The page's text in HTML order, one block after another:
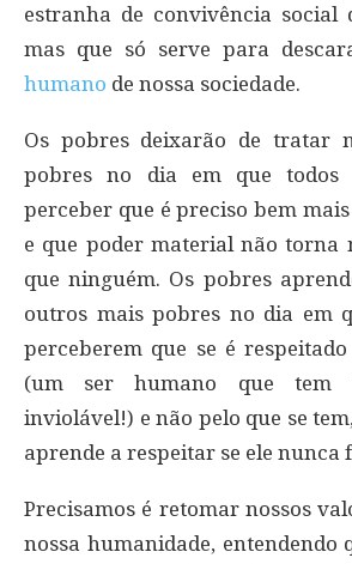
estranha de convivência social
mas que só serve para
humano de nossa sociedade.
Os pobres deixarão de tratar
pobres no dia em que todos
perceber que é preciso bem
e que poder material não torna
que ninguém. Os pobres
outros mais pobres no dia em
perceberem que se é
(um ser humano que tem
inviolável!) e não pelo que se
aprende a respeitar se ele nunca
Precisamos é retomar nossos
nossa humanidade, entendendo